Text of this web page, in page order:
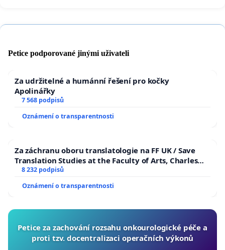
Petice podporované jinými uživateli
Za udržitelné a humánní řešení pro kočky
Apolinářky
7 568 podpisů
Oznámení o transparentnosti
Za záchranu oboru translatologie na FF UK / Save
Translation Studies at the Faculty of Arts, Charles
University
8 232 podpisů
Oznámení o transparentnosti
Petice za zachování rozsahu onkourologické péče a
proti tzv. docentralizaci operačních výkonů